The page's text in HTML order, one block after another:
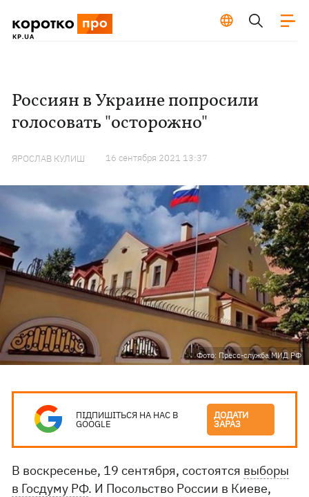
Россиян в Украине попросили
голосовать "осторожно"
ЯРОСЛАВ КУЛИШ 16 сентября 2021 13:37
Фото: Пресс-служба МИД РФ
ПІДПИШІТЬСЯ НА НАС В
GOOGLE
ДОДАТИ
ЗАРАЗ
В воскресенье, 19 сентября, состоятся выборы
в Госдуму РФ. И Посольство России в Киеве,